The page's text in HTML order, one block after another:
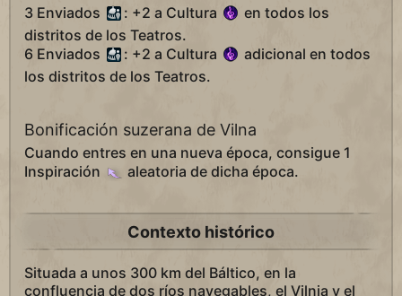
3 Enviados
: +2 a Cultura
en todos los
distritos de los Teatros.
6 Enviados
: +2 a Cultura
adicional en todos
los distritos de los Teatros.
Bonificación suzerana de Vilna
Cuando entres en una nueva época, consigue 1
Inspiración
aleatoria de dicha época.
Contexto histórico
Situada a unos 300 km del Báltico, en la
confluencia de dos ríos navegables, el Vilnia y el